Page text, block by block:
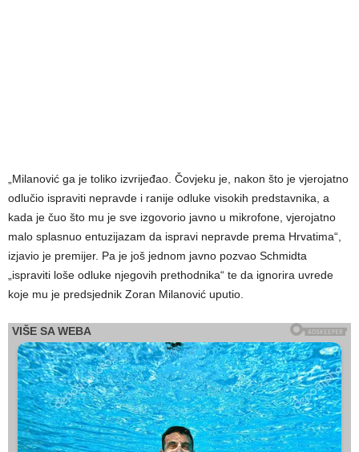
„Milanović ga je toliko izvrijeđao. Čovjeku je, nakon što je vjerojatno
odlučio ispraviti nepravde i ranije odluke visokih predstavnika, a
kada je čuo što mu je sve izgovorio javno u mikrofone, vjerojatno
malo splasnuo entuzijazam da ispravi nepravde prema Hrvatima“,
izjavio je premijer. Pa je još jednom javno pozvao Schmidta
„ispraviti loše odluke njegovih prethodnika“ te da ignorira uvrede
koje mu je predsjednik Zoran Milanović uputio.